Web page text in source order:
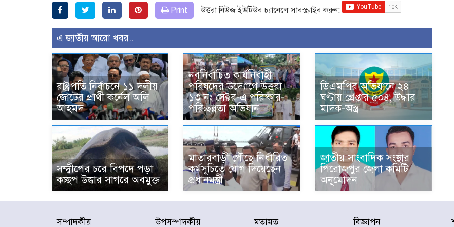
Print উত্তরা নিউজ ইউটিউব চ্যানেলে সাবস্ক্রাইব করুন:
এ জাতীয় আরো খবর..
রাষ্ট্রপতি নির্বাচনে ১১ দলীয়
জোটের প্রার্থী কর্নেল অলি
আহমদ
নবনির্বাচিত কার্যনির্বাহী
পরিষদের উদ্যোগে উত্তরা
১৩ নং সেক্টর-এ পরিষ্কার-
পরিচ্ছন্নতা অভিযান
ডিএমপির অভিযানে ২৪
ঘণ্টায় গ্রেপ্তার ৫০৪, উদ্ধার
মাদক-অস্ত্র
সন্দ্বীপের চরে বিপদে পড়া
কচ্ছপ উদ্ধার সাগরে অবমুক্ত
মাতারবাড়ী পৌঁছে নির্ধারিত
কর্মসূচিতে যোগ দিয়েছেন
প্রধানমন্ত্রী
জাতীয় সাংবাদিক সংস্থার
পিরোজপুর জেলা কমিটি
অনুমোদন
সম্পাদকীয় উপসম্পাদকীয় মতামত বিজ্ঞাপন